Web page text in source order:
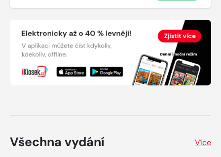
Všechna vydání Více